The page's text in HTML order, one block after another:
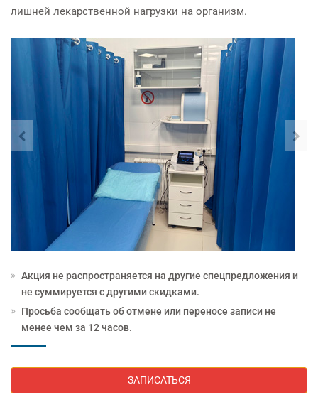
лишней лекарственной нагрузки на организм.
Акция не распространяется на другие спецпредложения и
не суммируется с другими скидками.
Просьба сообщать об отмене или переносе записи не
менее чем за 12 часов.
ЗАПИСАТЬСЯ